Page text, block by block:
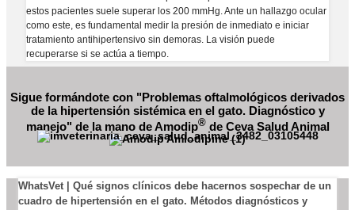
estos pacientes suele superar los 200 mmHg. Ante un hallazgo ocular
como este, es fundamental medir la presión de inmediato e iniciar
tratamiento antihipertensivo sin demoras. La visión puede
recuperarse si se actúa a tiempo.
Sigue formándote con "Problemas oftalmológicos derivados
de la hipertensión sistémica en el gato. Diagnóstico y
manejo" de la mano de Amodip®de Ceva Salud Animal
WhatsVet | Qué signos clínicos debe hacernos sospechar de un
cuadro de hipertensión en el gato. Métodos diagnósticos y